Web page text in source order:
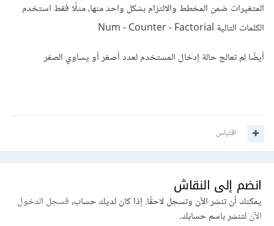
المتغيرات ضمن المخطط والالتزام بشكل واحد منها، مثلًا فقط استخدم
الكلمات التالية Num - Counter - Factorial
أيضًا لم تعالج حالة إدخال المستخدم لعدد أصغر أو يساوي الصفر
اقتباس
انضم إلى النقاش
يمكنك أن تنشر الآن وتسجل لاحقًا. إذا كان لديك حساب،فسجل الدخول
الآنلتنشر باسم حسابك.